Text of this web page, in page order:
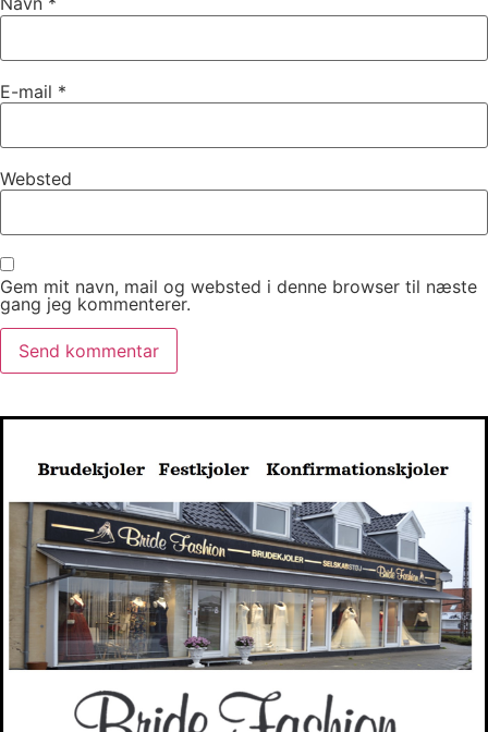
E-mail *
Websted
Gem mit navn, mail og websted i denne browser til næste
gang jeg kommenterer.